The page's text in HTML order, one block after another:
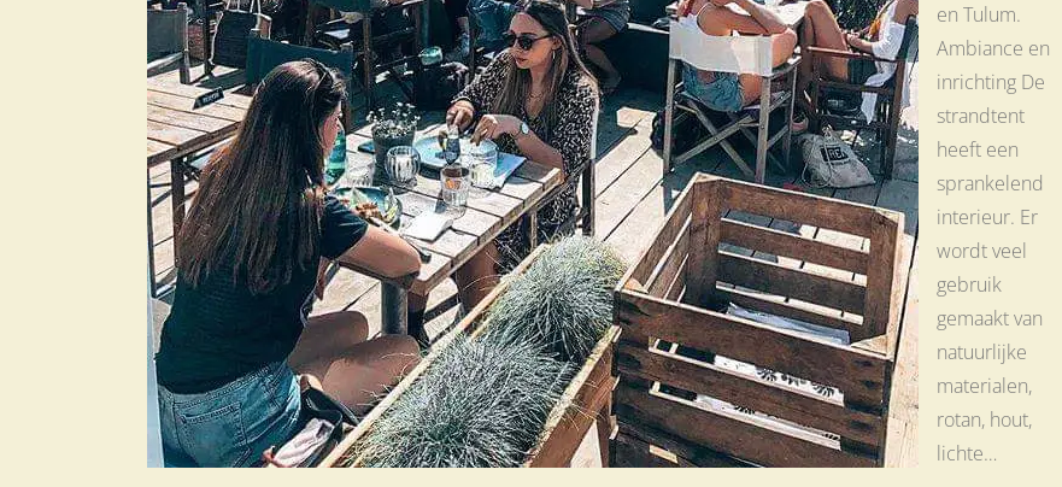
en Tulum.
Ambiance en
inrichting De
strandtent
heeft een
sprankelend
interieur. Er
wordt veel
gebruik
gemaakt van
natuurlijke
materialen,
rotan, hout,
lichte…